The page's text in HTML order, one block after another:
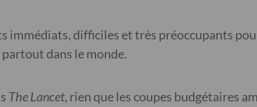
immédiats, difficiles et très préoccupants
dans le monde.
The Lancet, rien que les coupes budgétaires